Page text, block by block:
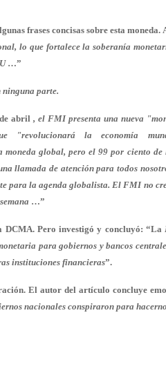
frases concisas sobre esta moneda.
lo que fortalece la soberanía
…”
parte.
abril , el FMI presenta una nueva
"revolucionará la economía
moneda global, peroel 99 por ciento
llamada de atención para todos
para la agenda globalista. El FMI no
…”
DCMA. Pero investigó y concluyó: “La
para gobiernos y bancos
instituciones financieras”.
El autor del artículo concluye
nacionales conspiraron para